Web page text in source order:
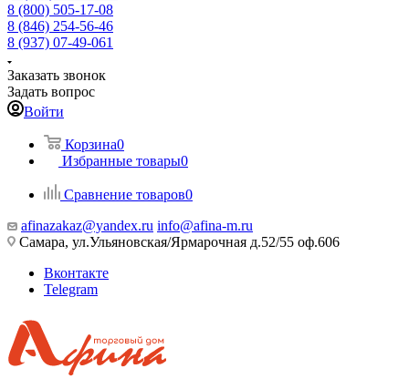
8 (800) 505-17-08
8 (846) 254-56-46
8 (937) 07-49-061
Заказать звонок
Задать вопрос
Войти
Корзина0
Избранные товары0
Сравнение товаров0
afinazakaz@yandex.ru info@afina-m.ru
Самара, ул.Ульяновская/Ярмарочная д.52/55 оф.606
Вконтакте
Telegram